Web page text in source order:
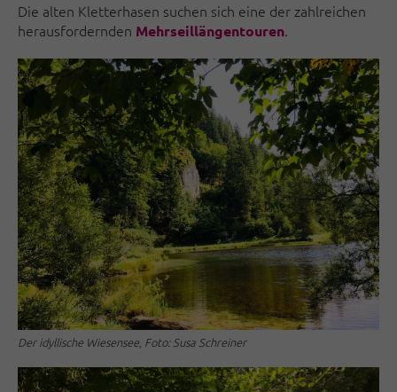
Die alten Kletterhasen suchen sich eine der zahlreichen
herausfordernden Mehrseillängentouren.
Der idyllische Wiesensee, Foto: Susa Schreiner